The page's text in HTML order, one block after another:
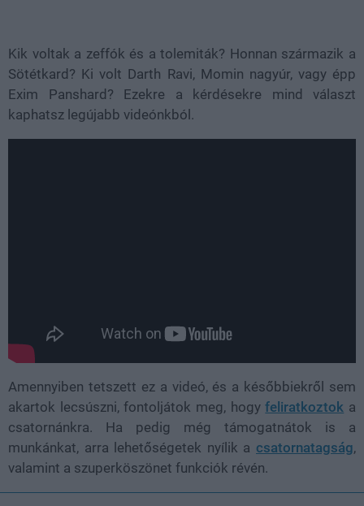
Kik voltak a zeffók és a tolemiták? Honnan származik a
Sötétkard? Ki volt Darth Ravi, Momin nagyúr, vagy épp
Exim Panshard? Ezekre a kérdésekre mind választ
kaphatsz legújabb videónkból.
Amennyiben tetszett ez a videó, és a későbbiekről sem
akartok lecsúszni, fontoljátok meg, hogyfeliratkoztok a
csatornánkra. Ha pedig még támogatnátok is a
munkánkat, arra lehetőségetek nyílik a csatornatagság,
valamint a szuperköszönet funkciók révén.